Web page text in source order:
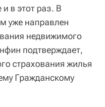
в этот раз. В
уже направлен
недвижимого
подтверждает,
страхования жилья
Гражданскому